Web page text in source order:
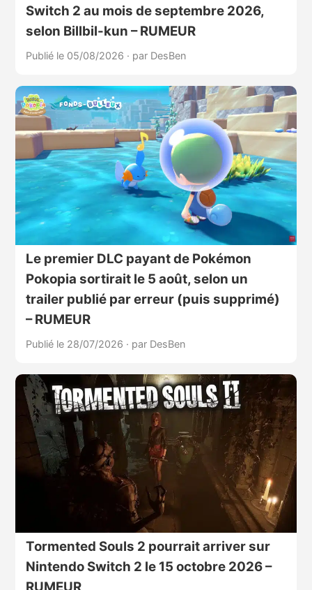
Switch 2 au mois de septembre 2026,
selon Billbil-kun – RUMEUR
Publié le 05/08/2026 · par DesBen
Le premier DLC payant de Pokémon
Pokopia sortirait le 5 août, selon un
trailer publié par erreur (puis supprimé)
– RUMEUR
Publié le 28/07/2026 · par DesBen
Tormented Souls 2 pourrait arriver sur
Nintendo Switch 2 le 15 octobre 2026 –